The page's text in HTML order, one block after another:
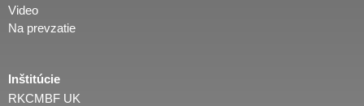
Video
Na prevzatie
Inštitúcie
RKCMBF UK